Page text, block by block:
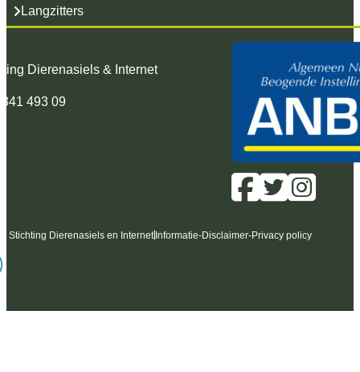
Langzitters
Dierenasiels & Internet
493 09
Stichting Dierenasiels en Internet Informatie-Disclaimer-Privacy policy